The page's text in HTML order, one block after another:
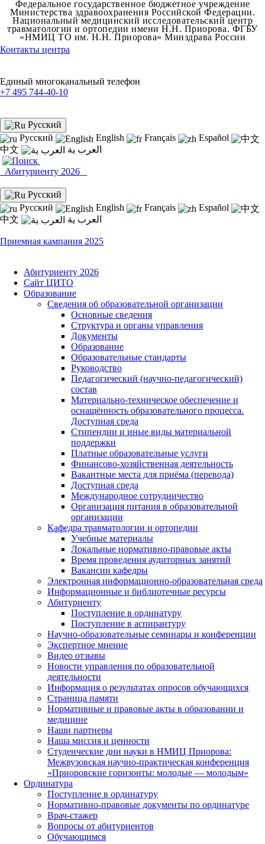
Федеральное государственное бюджетное учреждение
Министерства здравоохранения Российской Федерации.
Национальный медицинский исследовательский центр
травматологии и ортопедии имени Н.Н. Приорова. ФГБУ
«НМИЦ ТО им. Н.Н. Приорова» Минздрава России
Контакты центра
Единый многоканальный телефон
+7 495 744-40-10
Русский
Русский
English Français
Español
中文
العرب ية
Абитуриенту 2026
Русский
Русский
English Français
Español
中文
العرب ية
Приемная кампания 2025
Абитуриенту 2026
Сайт ЦИТО
Образование
Сведения об образовательной организации
Основные сведения
Структура и органы управления
Документы
Образование
Образовательные стандарты
Руководство
Педагогический (научно-педагогический)
состав
Материально-техническое обеспечение и
оснащённость образовательного процесса.
Доступная среда
Стипендии и иные виды материальной
поддержки
Платные образовательные услуги
Финансово-хозяйственная деятельность
Вакантные места для приёма (перевода)
Доступная среда
Международное сотрудничество
Организация питания в образовательной
организации
Кафедра травматологии и ортопедии
Учебные материалы
Локальные нормативно-правовые акты
Время проведения аудиторных занятий
Вакансии кафедры
Электронная информационно-образовательная среда
Информационные и библиотечные ресурсы
Абитуриенту
Поступление в ординатуру
Поступление в аспирантуру
Научно-образовательные семинары и конференции
Экспертное мнение
Видео отзывы
Новости управления по образовательной
деятельности
Информация о результатах опросов обучающихся
Страница памяти
Нормативные и правовые акты в образовании и
медицине
Наши партнеры
Наша миссия и ценности
Студенческие дни науки в НМИЦ Приорова:
Межвузовская научно-практическая конференция
«Приоровские горизонты: молодые — молодым»
Ординатура
Поступление в ординатуру
Нормативно-правовые документы по ординатуре
Врач-стажер
Вопросы от абитуриентов
Обучающимся